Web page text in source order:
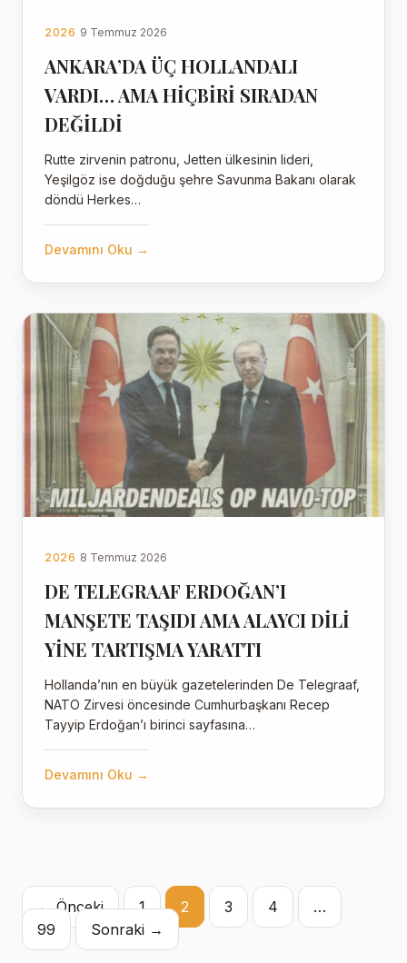
2026 9 Temmuz 2026
ANKARA’DA ÜÇ HOLLANDALI
VARDI… AMA HİÇBİRİ SIRADAN
DEĞİLDİ
Rutte zirvenin patronu, Jetten ülkesinin lideri,
Yeşilgöz ise doğduğu şehre Savunma Bakanı olarak
döndü Herkes…
Devamını Oku →
2026 8 Temmuz 2026
DE TELEGRAAF ERDOĞAN’I
MANŞETE TAŞIDI AMA ALAYCI DİLİ
YİNE TARTIŞMA YARATTI
Hollanda’nın en büyük gazetelerinden De Telegraaf,
NATO Zirvesi öncesinde Cumhurbaşkanı Recep
Tayyip Erdoğan’ı birinci sayfasına…
Devamını Oku →
Yazı
← Önceki 1 2 3 4
…
99
Sonraki →